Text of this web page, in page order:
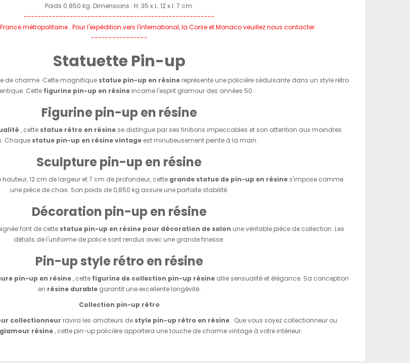
Poids 0.850 kg. Dimensions : H. 35 x L. 12 x l. 7 cm.
------------------------------------------------------
métropolitaine . Pour l'expédition vers l'international, la Corse et Monaco veuillez nous contacter.
----------------
Statuette Pin-up
de charme. Cette magnifique statue pin-up en résine représente une policière séduisante dans un style rétro
Cette figurine pin-up en résineincarne l'esprit glamour des années 50.
Figurine pin-up en résine
, cette statue rétro en résinese distingue par ses finitions impeccables et son attention aux moindres
Chaque statue pin-up en résine vintage est minutieusement peinte à la main.
Sculpture pin-up en résine
12 cm de largeur et 7 cm de profondeur, cette grande statue de pin-up en résine s'impose comme
une pièce de choix. Son poids de 0,850 kg assure une parfaite stabilité.
Décoration pin-up en résine
font de cette statue pin-up en résine pour décoration de salon une véritable pièce de collection. Les
détails de l'uniforme de police sont rendus avec une grande finesse.
Pin-up style rétro en résine
pin-up en résine, cette figurine de collection pin-up résineallie sensualité et élégance. Sa conception
en résine durablegarantit une excellente longévité.
Collection pin-up rétro
collectionneur ravira les amateurs de style pin-up rétro en résine. Que vous soyez collectionneur ou
résine, cette pin-up policière apportera une touche de charme vintage à votre intérieur.